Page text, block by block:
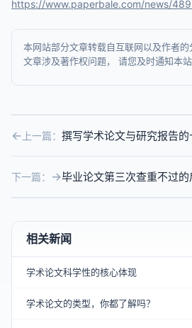
https://www.paperbale.com/news/
本网站部分文章转载自互联网以及作者
文章涉及著作权问题， 请您及时通知本
上一篇： 撰写学术论文与研究报告
下一篇： 毕业论文第三次查重不过
相关新闻
学术论文科学性的核心体现
学术论文的类型，你都了解吗？